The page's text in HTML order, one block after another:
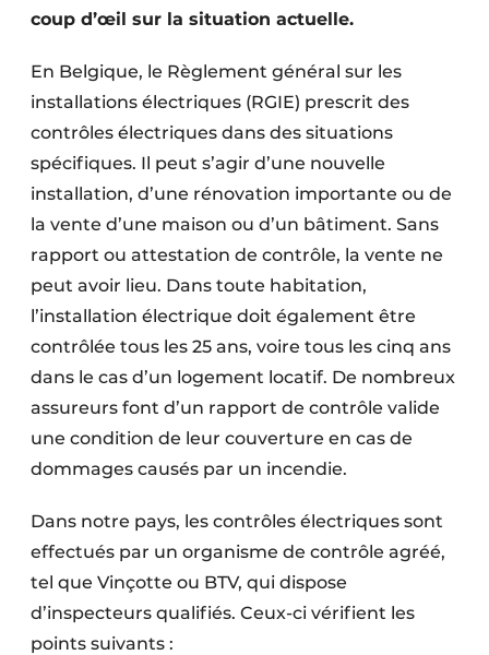
coup d’œil sur la situation actuelle.
En Belgique, le Règlement général sur les
installations électriques (RGIE) prescrit des
contrôles électriques dans des situations
spécifiques. Il peut s’agir d’une nouvelle
installation, d’une rénovation importante ou de
la vente d’une maison ou d’un bâtiment. Sans
rapport ou attestation de contrôle, la vente ne
peut avoir lieu. Dans toute habitation,
l’installation électrique doit également être
contrôlée tous les 25 ans, voire tous les cinq ans
dans le cas d’un logement locatif. De nombreux
assureurs font d’un rapport de contrôle valide
une condition de leur couverture en cas de
dommages causés par un incendie.
Dans notre pays, les contrôles électriques sont
effectués par un organisme de contrôle agréé,
tel que Vinçotte ou BTV, qui dispose
d’inspecteurs qualifiés. Ceux-ci vérifient les
points suivants :